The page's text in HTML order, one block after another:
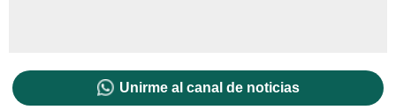
Unirme al canal de noticias